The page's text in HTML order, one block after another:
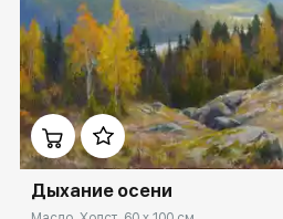
Домен:
Дыхание осени